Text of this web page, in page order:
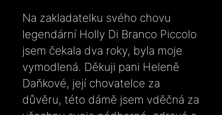
Na zakladatelku svého chovu
legendární Holly Di Branco Piccolo
jsem čekala dva roky, byla moje
vymodlená. Děkuji pani Heleně
Daňkové, její chovatelce za
důvěru, této dámě jsem vděčná za